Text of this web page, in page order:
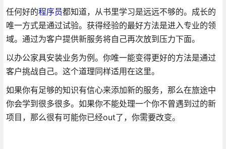
任何好的程序员都知道，从书里学习是远远不够的。成长的
唯一方式是通过试验。获得经验的最好方法是进入专业的领
域。通过为客户提供新服务将自己再次放到压力下面。
以办公家具安装业务为例。你唯一能变得更好的方法是通过
客户挑战自己。这个道理同样适用在这里。
如果你有足够的知识有信心来添加新的服务，那么在旅途中
你会学到很多很多。如果你不能处理一个你不曾遇到过的新
项目，那么很有可能你已经out了，你需要改变。